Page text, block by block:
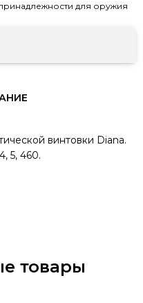
для оружия
винтовки Diana.
5, 460.
товары